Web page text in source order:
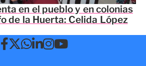
en el pueblo y en colonias
de la Huerta: Celida López